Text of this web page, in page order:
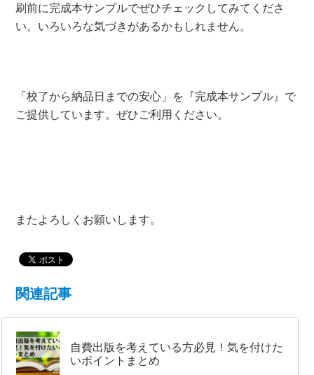
刷前に完成本サンプルでぜひチェックしてみてくださ
い。いろいろな気づきがあるかもしれません。
「校了から納品日までの安心」を『完成本サンプル』で
ご提供しています。ぜひご利用ください。
またよろしくお願いします。
関連記事
自費出版を考えている方必見！気を付けた
いポイントまとめ